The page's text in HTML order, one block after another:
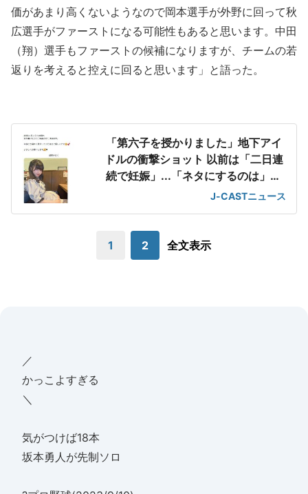
価があまり高くないようなので岡本選手が外野に回って秋
広選手がファーストになる可能性もあると思います。中田
（翔）選手もファーストの候補になりますが、チームの若
返りを考えると控えに回ると思います」と語った。
「第六子を授かりました」地下アイ
ドルの衝撃ショット 以前は「二日連
続で妊娠」...「ネタにするのは」の
J-CASTニュース
1 2 全文表示
／
かっこよすぎる
＼
気がつけば18本
坂本勇人が先制ソロ